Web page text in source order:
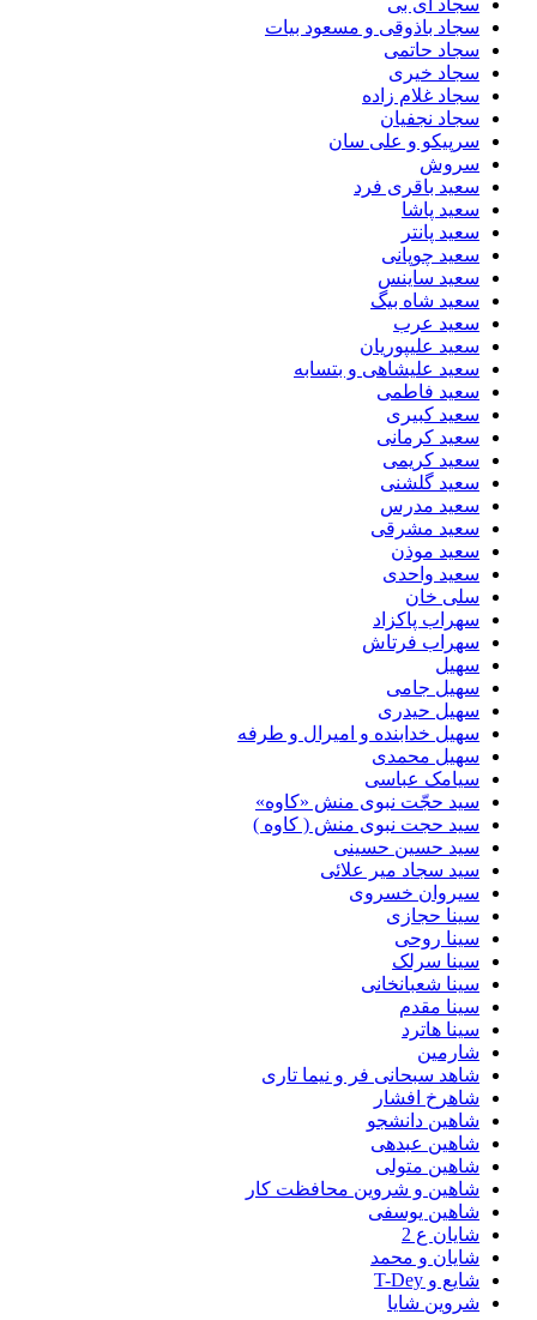
سجاد ای بی
سجاد باذوقی و مسعود بیات
سجاد حاتمی
سجاد خیری
سجاد غلام زاده
سجاد نجفیان
سرپیکو و علی سان
سروش
سعید باقری فرد
سعید پاشا
سعید پانتر
سعید چوپانی
سعید ساینس
سعید شاه بیگ
سعید عرب
سعید علیپوریان
سعید علیشاهی و بتسابه
سعید فاطمی
سعید کبیری
سعید کرمانی
سعید کریمی
سعید گلشنی
سعید مدرس
سعید مشرقی
سعید موذن
سعید واحدی
سلی خان
سهراب پاکزاد
سهراب فرتاش
سهیل
سهیل جامی
سهیل حیدری
سهیل خدابنده و امیرال و طرفه
سهیل محمدی
سیامک عباسی
سید حجّت نبوی منش «کاوه»
سید حجت نبوی منش ( کاوه )
سید حسین حسینى
سید سجاد میر علائی
سیروان خسروی
سینا حجازی
سینا روحی
سینا سرلک
سینا شعبانخانی
سینا مقدم
سینا هاترد
شارمین
شاهد سبحانی فر و نیما تاری
شاهرخ افشار
شاهین دانشجو
شاهین عبدهی
شاهین متولی
شاهین و شروین محافظت کار
شاهین یوسفی
شایان ع 2
شایان و محمد
شایع و T-Dey
شروین شایا